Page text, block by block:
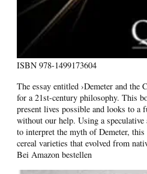
ISBN 978-1499173604
The essay entitled ›Demeter and
for a 21st-century philosophy. This
present lives possible and looks to a
without our help. Using a
to interpret the myth of Demeter,
cereal varieties that evolved from
Bei Amazon bestellen